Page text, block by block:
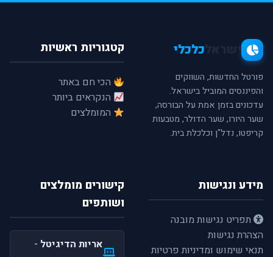
כלכלי
פורטל החדשות, השווקים
והפיננסים המוביל בישראל.
עדכונים בזמן אמת על הבורסה,
שער היורו, שער הדולר, מטבעות
קריפטו, נדל"ן וכלכלת בית.
קטגוריות ראשיות
הכי חם באתר
הנקראים ביותר
המומלצים
מידע ונגישות
תפריט נגישות מובנה
הצהרת נגישות
תנאי שימוש ומדיניות פרטיות
קישורים מומלצים
ושותפים
אריות הדיגיטל -